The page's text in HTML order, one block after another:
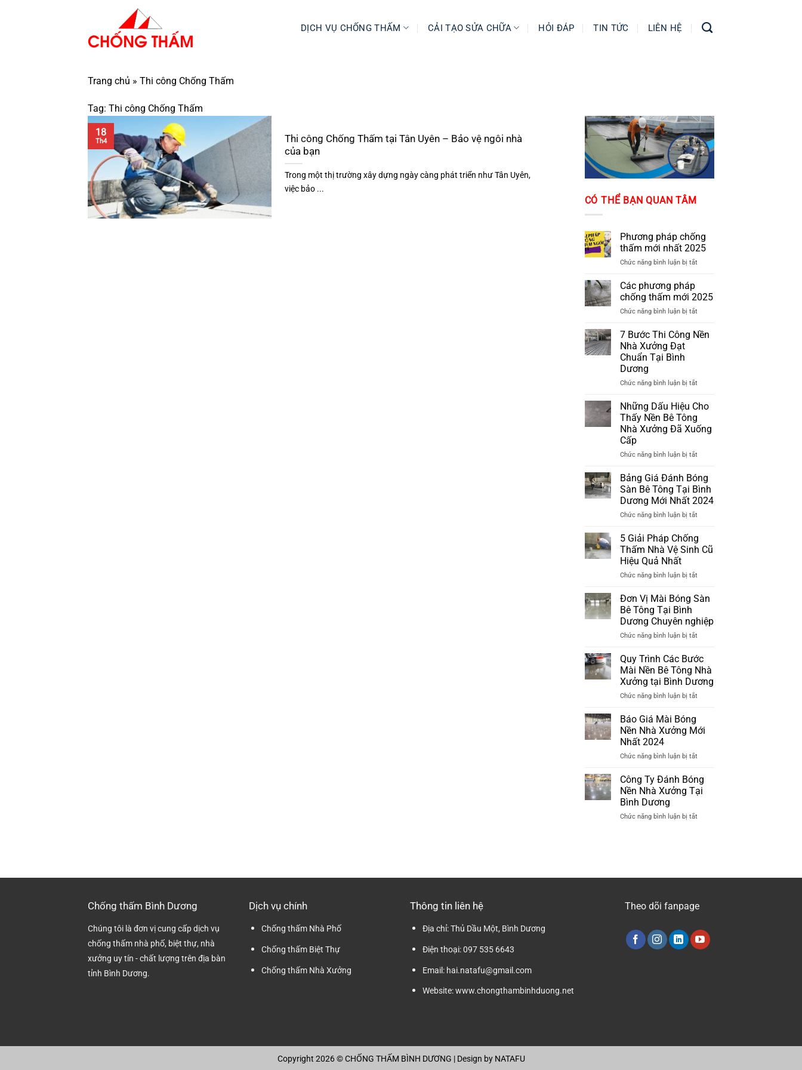
DỊCH VỤ CHỐNG THẤM CẢI TẠO SỬA CHỮA HỎI ĐÁP TIN TỨC LIÊN HỆ
Trang chủ » Thi công Chống Thấm
Tag: Thi công Chống Thấm
Thi công Chống Thấm tại Tân Uyên – Bảo vệ ngôi nhà
của bạn
Trong một thị trường xây dựng ngày càng phát triển như Tân Uyên,
việc bảo ...
18
Th4
CÓ THỂ BẠN QUAN TÂM
Phương pháp chống
thấm mới nhất 2025
Chức năng bình luận bị tắtở
chống
thấm
mới
2025
Các phương pháp
chống thấm mới 2025
Chức năng bình luận bị tắtở
phương
2025
7 Bước Thi Công Nền
Nhà Xưởng Đạt
Chuẩn Tại Bình
Dương
Chức năng bình luận bị tắtở
Bước
Công
Nền
Xưởng
Tại
Bình
Dương
Những Dấu Hiệu Cho
Thấy Nền Bê Tông
Nhà Xưởng Đã Xuống
Cấp
Chức năng bình luận bị tắtở
Dấu
Hiệu
Cho
Thấy
Nền
Tông
Nhà
Xuống
Bảng Giá Đánh Bóng
Sàn Bê Tông Tại Bình
Dương Mới Nhất 2024
Chức năng bình luận bị tắtở
Giá
Đánh
Bóng
Bê
Tại
Dương
Mới
Nhất
5 Giải Pháp Chống
Thấm Nhà Vệ Sinh Cũ
Hiệu Quả Nhất
Chức năng bình luận bị tắtở
Giải
Chống
Thấm
Nhà
Sinh
Cũ
Quả
Nhất
Đơn Vị Mài Bóng Sàn
Bê Tông Tại Bình
Dương Chuyên nghiệp
Chức năng bình luận bị tắtở
Vị
Mài
Bóng
Sàn
Bê
Bình
nghiệp
Quy Trình Các Bước
Mài Nền Bê Tông Nhà
Xưởng tại Bình Dương
Chức năng bình luận bị tắtở
Các
Bước
Nền
Tông
Nhà
Xưởng
Bình
Báo Giá Mài Bóng
Nền Nhà Xưởng Mới
Nhất 2024
Chức năng bình luận bị tắtở
Giá
Mài
Bóng
Nhà
Công Ty Đánh Bóng
Nền Nhà Xưởng Tại
Bình Dương
Chức năng bình luận bị tắtở
Nhà
Bình
Chống thấm Bình Dương
Chúng tôi là đơn vị cung cấp dịch vụ
chống thấm nhà phố, biệt thự, nhà
xưởng uy tín - chất lượng trên địa bàn
tỉnh Bình Dương.
Dịch vụ chính
Chống thấm Nhà Phố
Chống thấm Biệt Thự
Chống thấm Nhà Xưởng
Thông tin liên hệ
Địa chỉ:Thủ Dầu Một, Bình Dương
Điện thoại:097 535 6643
Email:hai.natafu@gmail.com
Website: www.chongthambinhduong.net
Theo dõi fanpage
Copyright 2026 ©CHỐNG THẤM BÌNH DƯƠNG | Design by NATAFU